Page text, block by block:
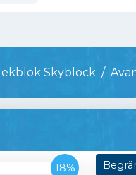
Skyblock
18%